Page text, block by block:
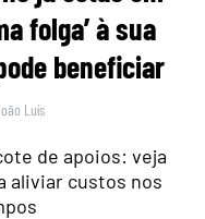
folga’ à sua
beneficiar
Luís
de apoios: veja
aliviar custos nos